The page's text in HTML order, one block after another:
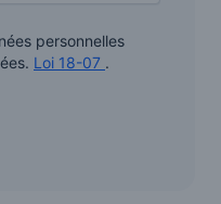
personnelles
Loi 18-07 .